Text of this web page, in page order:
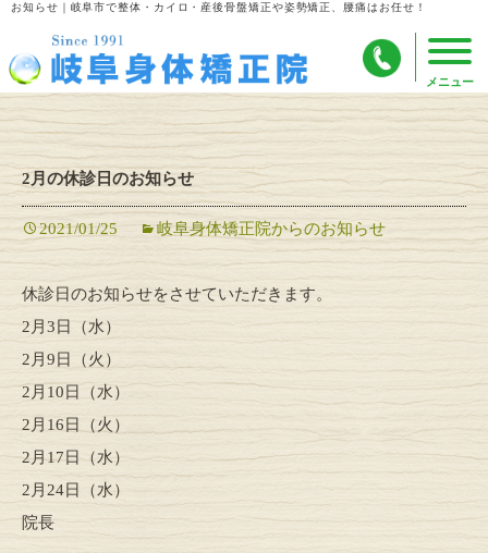
お知らせ｜岐阜市で整体・カイロ・産後骨盤矯正や姿勢矯正、腰痛はお任せ！
2月の休診日のお知らせ
2021/01/25 岐阜身体矯正院からのお知らせ
休診日のお知らせをさせていただきます。
2月3日（水）
2月9日（火）
2月10日（水）
2月16日（火）
2月17日（水）
2月24日（水）
院長